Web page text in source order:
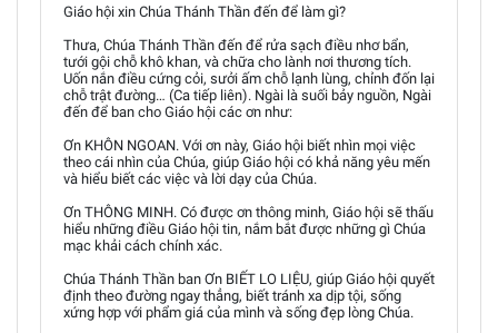
Giáo hội xin Chúa Thánh Thần đến để làm gì?
Thưa, Chúa Thánh Thần đến để rửa sạch điều nhơ bẩn,
tưới gội chỗ khô khan, và chữa cho lành nơi thương tích.
Uốn nắn điều cứng cỏi, sưởi ấm chỗ lạnh lùng, chỉnh đốn lại
chỗ trật đường… (Ca tiếp liên). Ngài là suối bảy nguồn, Ngài
đến để ban cho Giáo hội các ơn như:
Ơn KHÔN NGOAN. Với ơn này, Giáo hội biết nhìn mọi việc
theo cái nhìn của Chúa, giúp Giáo hội có khả năng yêu mến
và hiểu biết các việc và lời dạy của Chúa.
Ơn THÔNG MINH. Có được ơn thông minh, Giáo hội sẽ thấu
hiểu những điều Giáo hội tin, nắm bắt được những gì Chúa
mạc khải cách chính xác.
Chúa Thánh Thần ban Ơn BIẾT LO LIỆU, giúp Giáo hội quyết
định theo đường ngay thẳng, biết tránh xa dịp tội, sống
xứng hợp với phẩm giá của mình và sống đẹp lòng Chúa.